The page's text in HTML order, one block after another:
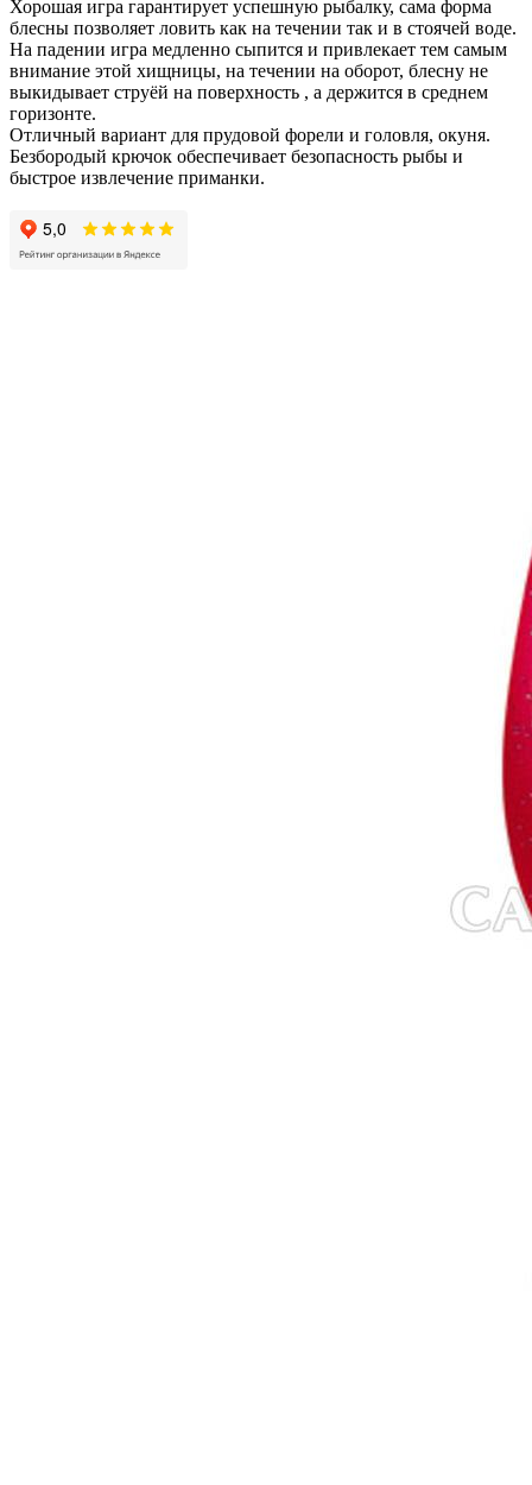
Хорошая игра гарантирует успешную рыбалку, сама форма
блесны позволяет ловить как на течении так и в стоячей воде.
На падении игра медленно сыпится и привлекает тем самым
внимание этой хищницы, на течении на оборот, блесну не
выкидывает струёй на поверхность , а держится в среднем
горизонте.
Отличный вариант для прудовой форели и головля, окуня.
Безбородый крючок обеспечивает безопасность рыбы и
быстрое извлечение приманки.